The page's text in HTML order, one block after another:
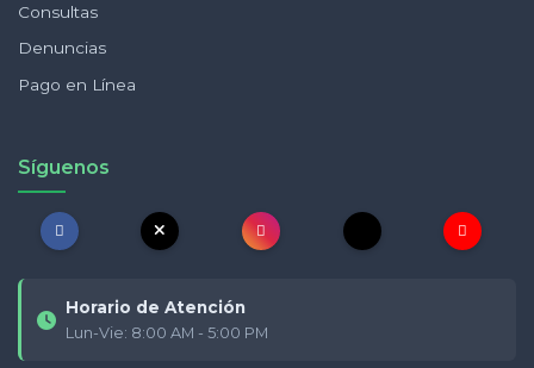
Consultas
Denuncias
Pago en Línea
Síguenos
Horario de Atención
Lun-Vie: 8:00 AM - 5:00 PM